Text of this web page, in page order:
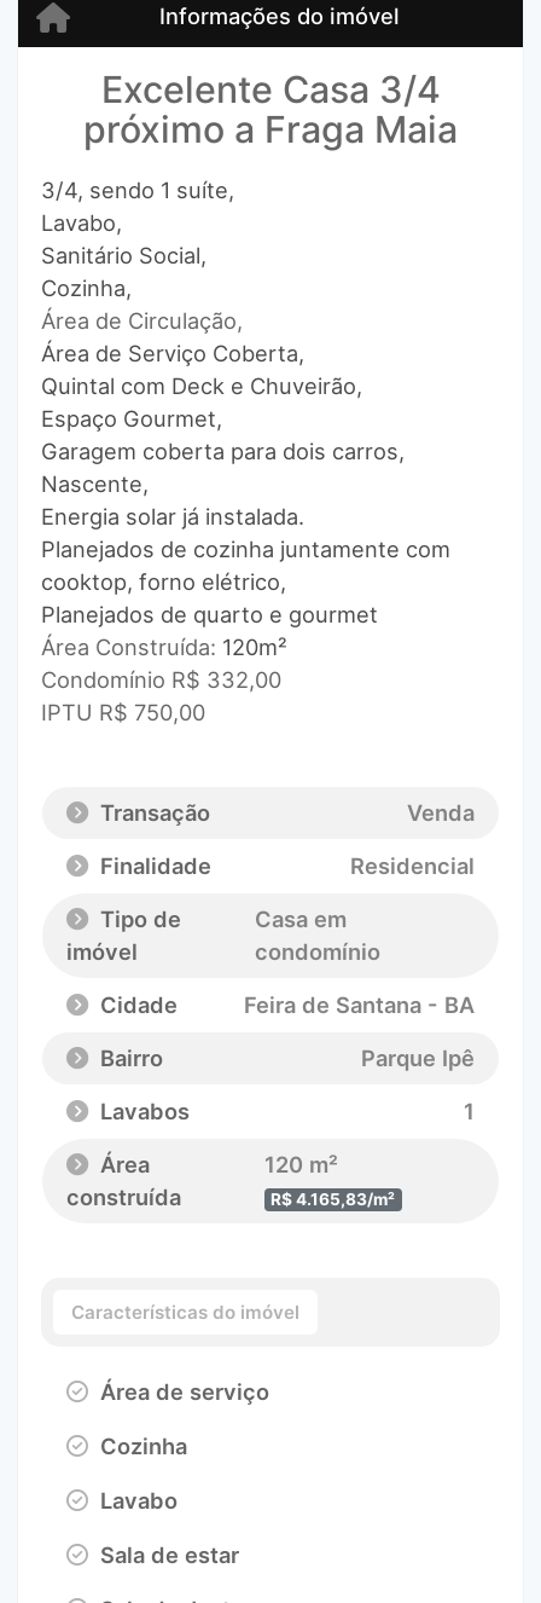
Informações do imóvel
Excelente Casa 3/4
próximo a Fraga Maia
3/4, sendo 1 suíte,
Lavabo,
Sanitário Social,
Cozinha,
Área de Circulação,
Área de Serviço Coberta,
Quintal com Deck e Chuveirão,
Espaço Gourmet,
Garagem coberta para dois carros,
Nascente,
Energia solar já instalada.
Planejados de cozinha juntamente com
cooktop, forno elétrico,
Planejados de quarto e gourmet
Área Construída: 120m²
Condomínio R$ 332,00
IPTU R$ 750,00
Transação
Venda
Finalidade
Residencial
Tipo de
imóvel
Casa em
condomínio
Cidade
Feira de Santana - BA
Bairro
Parque Ipê
Lavabos
1
Área
construída
120 m²
R$ 4.165,83/m²
Características do imóvel
Área de serviço
Cozinha
Lavabo
Sala de estar